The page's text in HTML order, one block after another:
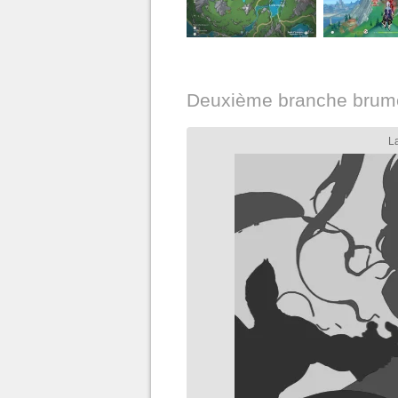
Deuxième branche